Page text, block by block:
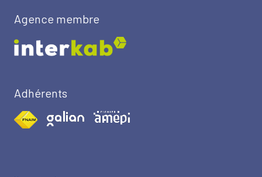
Agence membre
Adhérents